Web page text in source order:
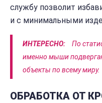
службу позволит
и с минимальными
ИНТЕРЕСНО:
По
именно мыши
объекты по всему миру.
ОБРАБОТКА ОТ